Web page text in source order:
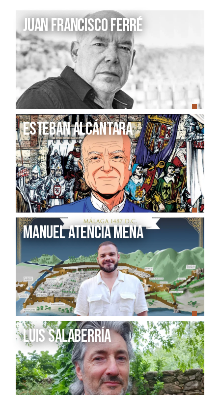
Juan Francisco Ferré
Esteban Alcántara
MANUEL ATENCIA MENA
Luis Salaberría